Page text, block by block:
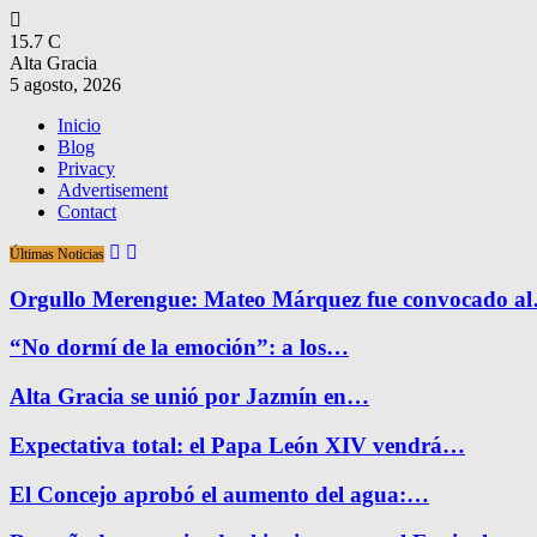
15.7 C
Alta Gracia
5 agosto, 2026
Inicio
Blog
Privacy
Advertisement
Contact
Últimas Noticias
Orgullo Merengue: Mateo Márquez fue convocado
“No dormí de la emoción”: a los…
Alta Gracia se unió por Jazmín en…
Expectativa total: el Papa León XIV vendrá…
El Concejo aprobó el aumento del agua:…